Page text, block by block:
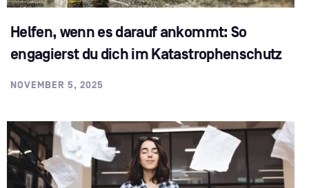
Helfen, wenn es darauf ankommt: So
engagierst du dich im Katastrophenschutz
NOVEMBER 5, 2025